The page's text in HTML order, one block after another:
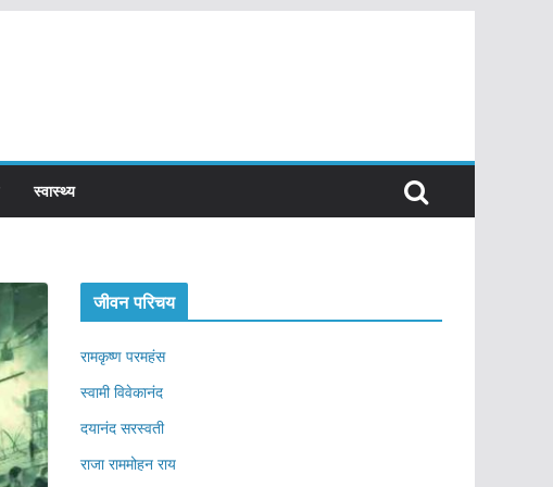
स्वास्थ्य
जीवन परिचय
रामकृष्ण परमहंस
स्वामी विवेकानंद
दयानंद सरस्वती
राजा राममोहन राय